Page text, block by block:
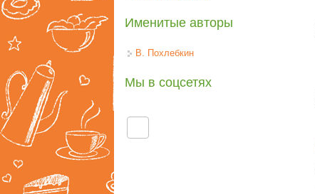
Именитые авторы
В. Похлебкин
Мы в соцсетях